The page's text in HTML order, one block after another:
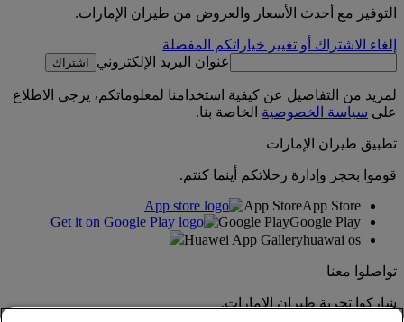
التوفير مع أحدث الأسعار والعروض من طيران الإمارات.
إلغاء الاشتراك أو تغيير خياراتكم المفضلة
عنوان البريد الإلكتروني
اشتراك
لمزيد من التفاصيل عن كيفية استخدامنا لمعلوماتكم، يرجى الاطلاع
على سياسة الخصوصية الخاصة بنا.
تطبيق طيران الإمارات
قوموا بحجز وإدارة رحلاتكم أينما كنتم.
App StoreApp Store
Google PlayGoogle Play
Huawei App Galleryhuawai os
تواصلوا معنا
شاركوا تجربة طيران الإمارات.